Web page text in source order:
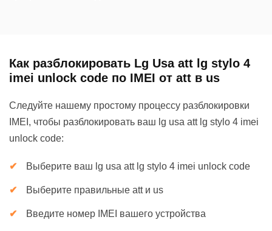
Как разблокировать Lg Usa att lg stylo 4
imei unlock code по IMEI от att в us
Следуйте нашему простому процессу разблокировки
IMEI, чтобы разблокировать ваш lg usa att lg stylo 4 imei
unlock code:
Выберите ваш lg usa att lg stylo 4 imei unlock code
Выберите правильные att и us
Введите номер IMEI вашего устройства